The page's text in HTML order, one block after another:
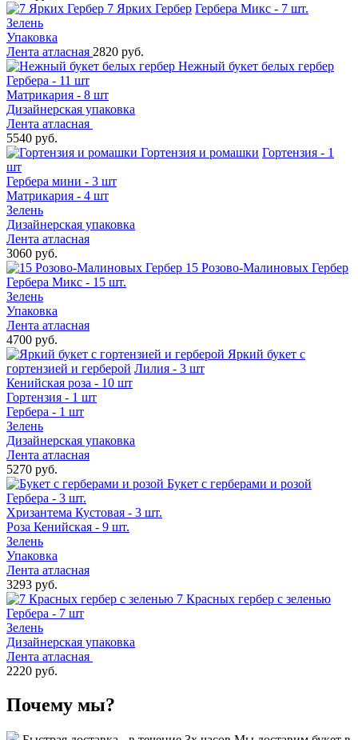
7 Ярких Гербер Гербера Микс - 7 шт.
Зелень
Упаковка
Лента атласная 2820 руб.
Нежный букет белых гербер
Гербера - 11 шт
Матрикария - 8 шт
Дизайнерская упаковка
Лента атласная
5540 руб.
Гортензия и ромашки Гортензия - 1
шт
Гербера мини - 3 шт
Матрикария - 4 шт
Зелень
Дизайнерская упаковка
Лента атласная
3060 руб.
15 Розово-Малиновых Гербер
Гербера Микс - 15 шт.
Зелень
Упаковка
Лента атласная
4700 руб.
Яркий букет с
гортензией и герберой Лилия - 3 шт
Кенийская роза - 10 шт
Гортензия - 1 шт
Гербера - 1 шт
Зелень
Дизайнерская упаковка
Лента атласная
5270 руб.
Букет с герберами и розой
Гербера - 3 шт.
Хризантема Кустовая - 3 шт.
Роза Кенийская - 9 шт.
Зелень
Упаковка
Лента атласная
3293 руб.
7 Красных гербер с зеленью
Гербера - 7 шт
Зелень
Дизайнерская упаковка
Лента атласная
2220 руб.
Почему мы?